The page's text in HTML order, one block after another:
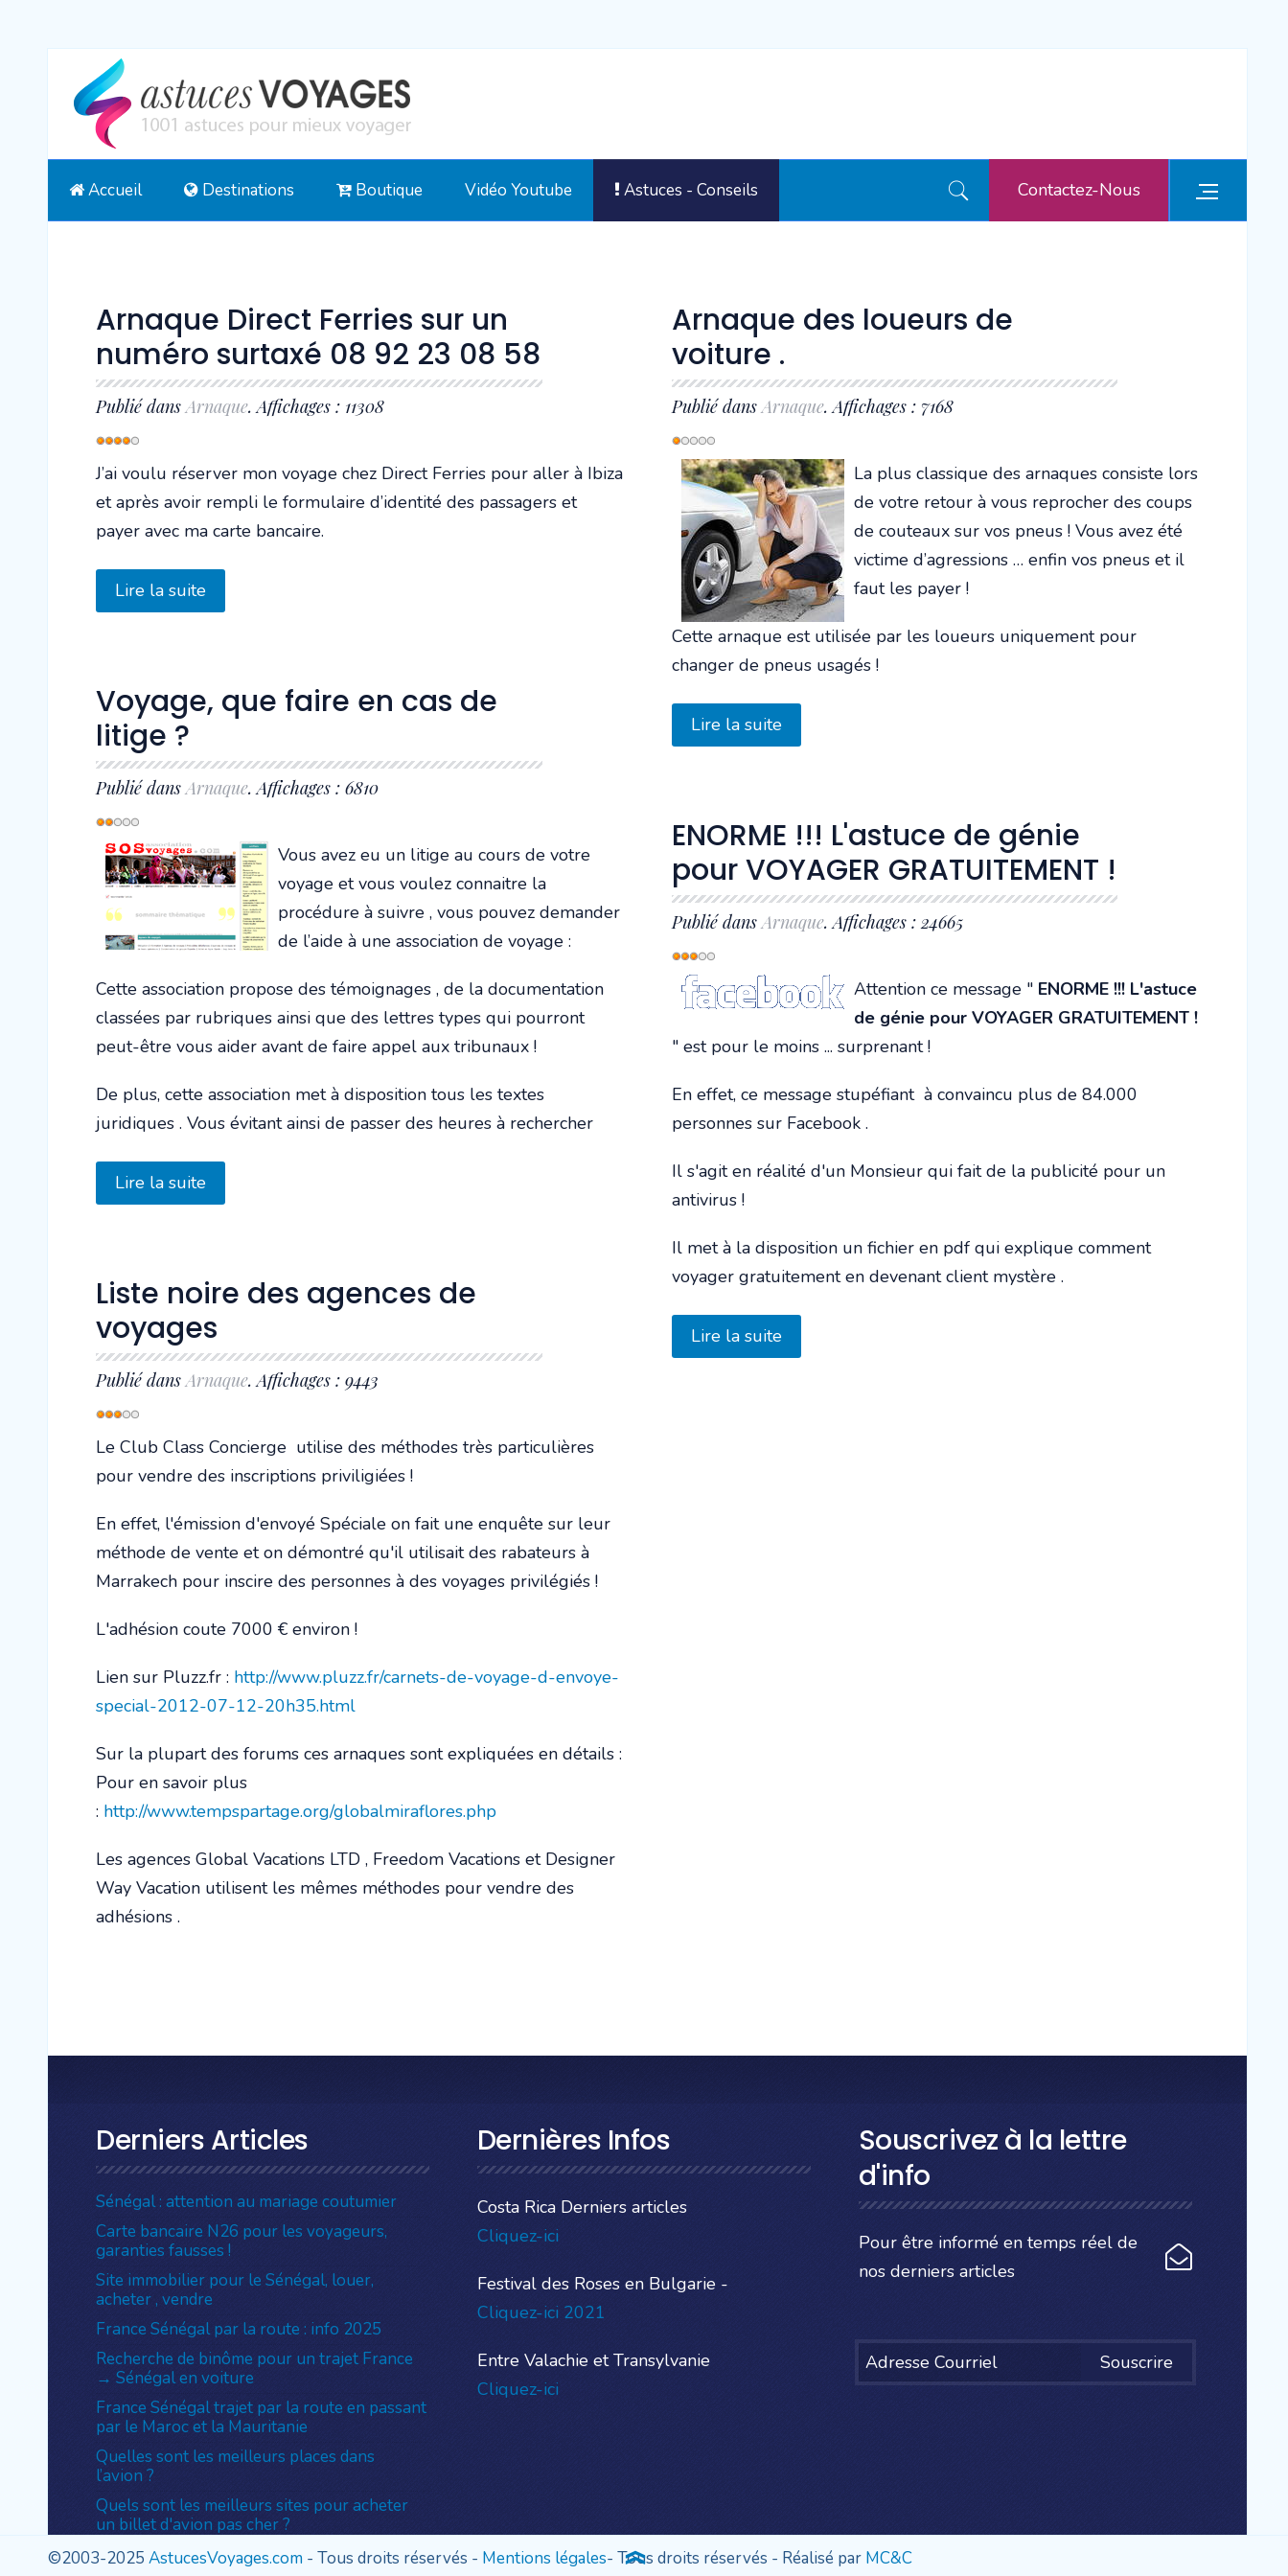
Accueil Destinations Boutique Vidéo Youtube Astuces - Conseils Contactez-Nous
Arnaque Direct Ferries sur un
numéro surtaxé 08 92 23 08 58
Publié dansArnaque. Affichages : 11308
Vote
utilisateur:4/5
J’ai voulu réserver mon voyage chez Direct Ferries pour aller à Ibiza
et après avoir rempli le formulaire d’identité des passagers et
payer avec ma carte bancaire.
Lire la suite
Voyage, que faire en cas de
litige ?
Publié dansArnaque. Affichages : 6810
Vote
utilisateur:2/5
Vous avez eu un litige au cours de votre
voyage et vous voulez connaitre la
procédure à suivre , vous pouvez demander
de l’aide à une association de voyage :
Cette association propose des témoignages , de la documentation
classées par rubriques ainsi que des lettres types qui pourront
peut-être vous aider avant de faire appel aux tribunaux !
De plus, cette association met à disposition tous les textes
juridiques . Vous évitant ainsi de passer des heures à rechercher
Lire la suite
Liste noire des agences de
voyages
Publié dansArnaque. Affichages : 9443
Vote
utilisateur:3/ 5
Le Club Class Concierge utilise des méthodes très particulières
pour vendre des inscriptions priviligiées !
En effet, l'émission d'envoyé Spéciale on fait une enquête sur leur
méthode de vente et on démontré qu'il utilisait des rabateurs à
Marrakech pour inscire des personnes à des voyages privilégiés !
L'adhésion coute 7000 € environ !
Lien sur Pluzz.fr : http://www.pluzz.fr/carnets-de-voyage-d-envoye-
special-2012-07-12-20h35.html
Sur la plupart des forums ces arnaques sont expliquées en détails :
Pour en savoir plus
: http://www.tempspartage.org/globalmiraflores.php
Les agences Global Vacations LTD , Freedom Vacations et Designer
Way Vacation utilisent les mêmes méthodes pour vendre des
adhésions .
Arnaque des loueurs de
voiture .
Publié dansArnaque. Affichages : 7168
Vote
utilisateur:1/5
La plus classique des arnaques consiste lors
de votre retour à vous reprocher des coups
de couteaux sur vos pneus ! Vous avez été
victime d’agressions … enfin vos pneus et il
faut les payer !
Cette arnaque est utilisée par les loueurs uniquement pour
changer de pneus usagés !
Lire la suite
ENORME !!! L'astuce de génie
pour VOYAGER GRATUITEMENT !
Publié dansArnaque. Affichages : 24665
Vote
utilisateur:3/5 Attention ce message " ENORME !!! L'astuce
de génie pour VOYAGER GRATUITEMENT !
" est pour le moins ... surprenant !
En effet, ce message stupéfiant à convaincu plus de 84.000
personnes sur Facebook .
Il s'agit en réalité d'un Monsieur qui fait de la publicité pour un
antivirus !
Il met à la disposition un fichier en pdf qui explique comment
voyager gratuitement en devenant client mystère .
Lire la suite
Derniers Articles
Sénégal : attention au mariage coutumier
Carte bancaire N26 pour les voyageurs,
garanties fausses !
Site immobilier pour le Sénégal, louer,
acheter , vendre
France Sénégal par la route : info 2025
Recherche de binôme pour un trajet France
→ Sénégal en voiture
France Sénégal trajet par la route en passant
par le Maroc et la Mauritanie
Quelles sont les meilleurs places dans
l’avion ?
Quels sont les meilleurs sites pour acheter
un billet d'avion pas cher ?
Pourquoi monter en dernier dans l’avion ?
Dernières Infos
Costa Rica Derniers articles
Cliquez-ici
Festival des Roses en Bulgarie -
Cliquez-ici 2021
Entre Valachie et Transylvanie
Cliquez-ici
Souscrivez à la lettre
d'info
Pour être informé en temps réel de
nos derniers articles
Souscrire
©2003-2025 AstucesVoyages.com - Tous droits réservés - Mentions légales- Tous droits réservés - Réalisé par MC&C